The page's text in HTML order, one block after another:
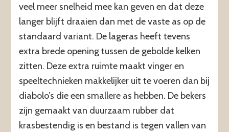
veel meer snelheid mee kan geven en dat deze
langer blijft draaien dan met de vaste as op de
standaard variant. De lageras heeft tevens
extra brede opening tussen de gebolde kelken
zitten. Deze extra ruimte maakt vinger en
speeltechnieken makkelijker uit te voeren dan bij
diabolo’s die een smallere as hebben. De bekers
zijn gemaakt van duurzaam rubber dat
krasbestendig is en bestand is tegen vallen van